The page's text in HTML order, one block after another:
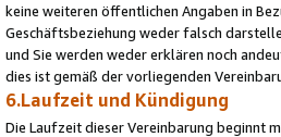
keine weiteren öffentlichen Angaben in
Geschäftsbeziehung weder falsch
und Sie werden weder erklären noch
dies ist gemäß der vorliegenden
6.Laufzeit und Kündigung
Die Laufzeit dieser Vereinbarung beginnt